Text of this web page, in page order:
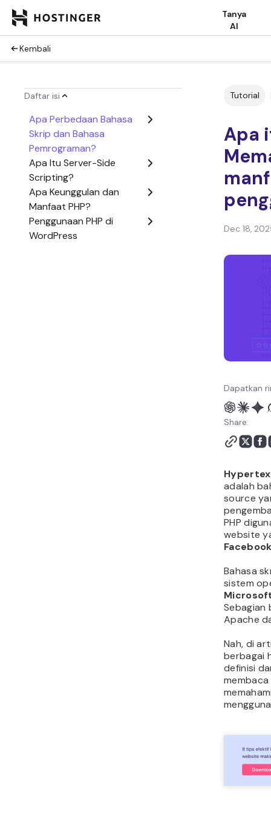
Tanya
AI
Kembali
Daftar isi
Apa Perbedaan Bahasa
Skrip dan Bahasa
Pemrograman?
Apa Itu Server-Side
Scripting?
Apa Keunggulan dan
Manfaat PHP?
Penggunaan PHP di
WordPress
Tutorial
Apa
Dec 18,
Dapatkan
Share:
adalah
source
PHP
website
Bahasa
sistem
Sebagian
Apache
Nah, di
berbagai
definisi